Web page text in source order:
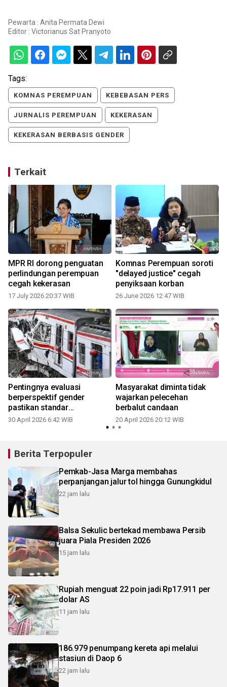
Pewarta : Anita Permata Dewi
Editor : Victorianus Sat Pranyoto
Tags:
KOMNAS PEREMPUAN KEBEBASAN PERS
JURNALIS PEREMPUAN KEKERASAN
KEKERASAN BERBASIS GENDER
Terkait
MPR RI dorong penguatan
perlindungan perempuan
cegah kekerasan
17 July 2026 20:37 WIB
Komnas Perempuan soroti
"delayed justice" cegah
penyiksaan korban
26 June 2026 12:47 WIB
Pentingnya evaluasi
berperspektif gender
pastikan standar
keselamatan
30 April 2026 6:42 WIB
Masyarakat diminta tidak
wajarkan pelecehan
berbalut candaan
20 April 2026 20:12 WIB
Berita Terpopuler
Pemkab-Jasa Marga membahas
perpanjangan jalur tol hingga Gunungkidul
22 jam lalu
Balsa Sekulic bertekad membawa Persib
juara Piala Presiden 2026
15 jam lalu
Rupiah menguat 22 poin jadi Rp17.911 per
dolar AS
11 jam lalu
186.979 penumpang kereta api melalui
stasiun di Daop 6
22 jam lalu